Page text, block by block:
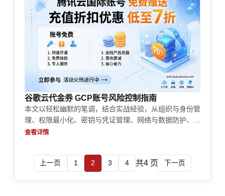
谷歌云代金券 GCP账号风险控制指南
本文以轻松幽默的笔调，结合实战经验，从组织与身份管
理、权限最小化、密钥与凭证管理、网络与数据防护、监
控与告警、计费与合规到应急响应，逐项梳理 GCP 账号
风险踩稳、把云用好。
查看详情
上一页 1 2 3 4 共4 页 下一页